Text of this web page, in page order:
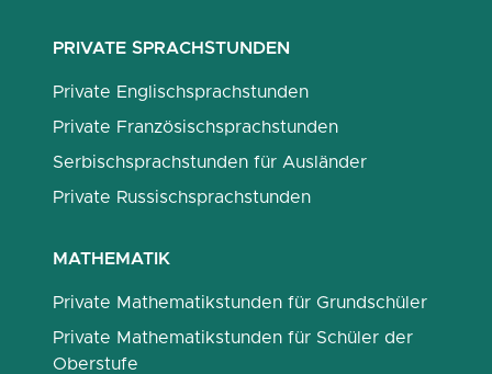
PRIVATE SPRACHSTUNDEN
Private Englischsprachstunden
Private Französischsprachstunden
Serbischsprachstunden für Ausländer
Private Russischsprachstunden
MATHEMATIK
Private Mathematikstunden für Grundschüler
Private Mathematikstunden für Schüler der
Oberstufe